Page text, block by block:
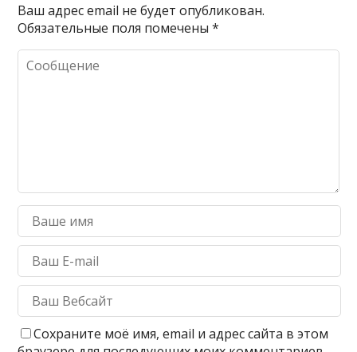
Ваш адрес email не будет опубликован.
Обязательные поля помечены*
Сохраните моё имя, email и адрес сайта в этом